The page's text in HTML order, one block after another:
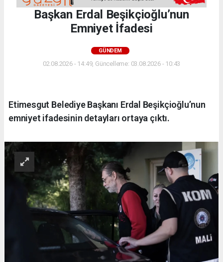
Başkan Erdal Beşikçioğlu’nun
Emniyet İfadesi
GÜNDEM
02.08.2026 - 14:49, Güncelleme: 03.08.2026 - 10:43
Etimesgut Belediye Başkanı Erdal Beşikçioğlu’nun
emniyet ifadesinin detayları ortaya çıktı.